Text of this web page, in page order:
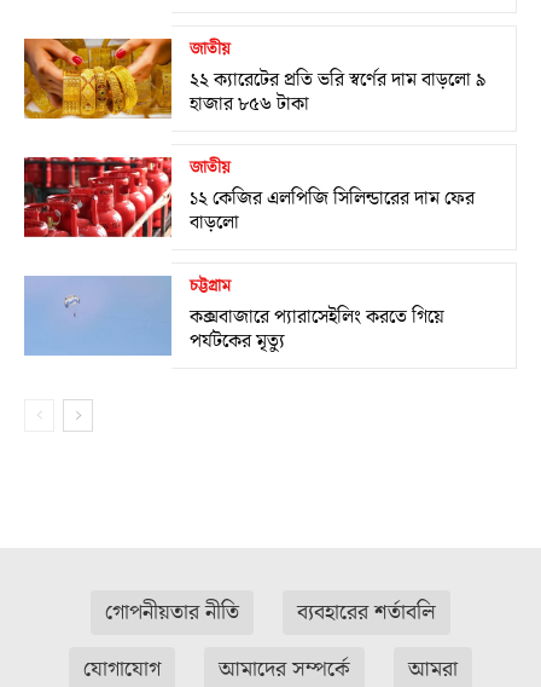
জাতীয়
২২ ক্যারেটের প্রতি ভরি স্বর্ণের দাম বাড়লো ৯
হাজার ৮৫৬ টাকা
জাতীয়
১২ কেজির এলপিজি সিলিন্ডারের দাম ফের
বাড়লো
চট্টগ্রাম
কক্সবাজারে প্যারাসেইলিং করতে গিয়ে
পর্যটকের মৃত্যু
গোপনীয়তার নীতি
ব্যবহারের শর্তাবলি
যোগাযোগ
আমাদের সম্পর্কে
আমরা